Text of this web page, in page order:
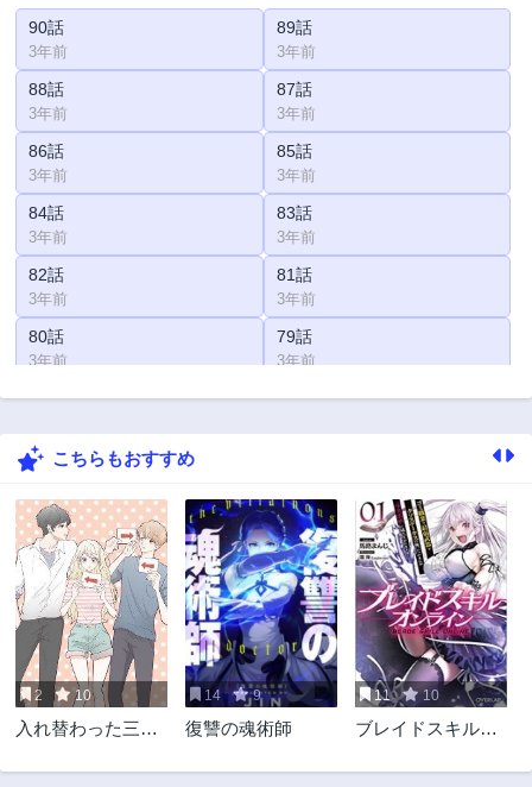
90話
3年前
89話
3年前
88話
3年前
87話
3年前
86話
3年前
85話
3年前
84話
3年前
83話
3年前
82話
3年前
81話
3年前
80話
3年前
79話
3年前
78話 77話
76話
74話
3年前
73話
3年前
72話
3年前
71話
3年前
70話
3年前
69話
3年前
68話
3年前
67話
3年前
66話 65話
こちらもおすすめ
2 10
入れ替わった三角
14 9
復讐の魂術師
11 10
ブレイドスキル・
職業で最弱武器で